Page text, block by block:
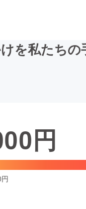
ファッション
を私たちの
円